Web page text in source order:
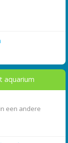
aquarium
een andere